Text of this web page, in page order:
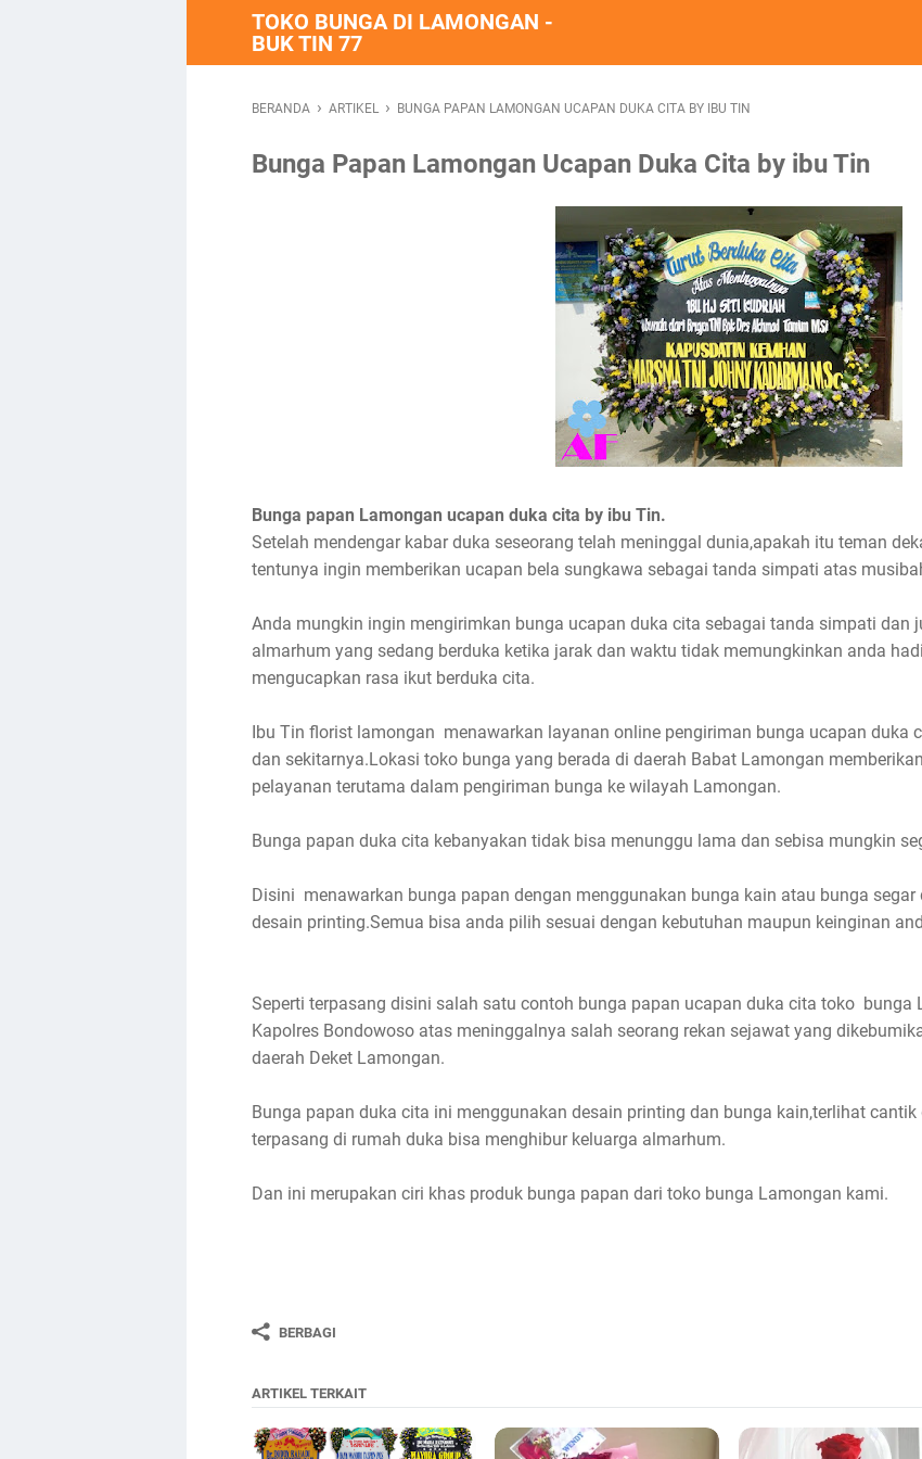
TOKO BUNGA DI LAMONGAN -
BUK TIN 77
BERANDA › ARTIKEL › BUNGA PAPAN LAMONGAN UCAPAN DUKA CITA BY IBU TIN
Bunga Papan Lamongan Ucapan Duka Cita by ibu Tin
Bunga papan Lamongan ucapan duka cita by ibu Tin.
Setelah mendengar kabar duka seseorang telah meninggal dunia,apakah itu teman
tentunya ingin memberikan ucapan bela sungkawa sebagai tanda simpati atas
Anda mungkin ingin mengirimkan bunga ucapan duka cita sebagai tanda simpati dan
almarhum yang sedang berduka ketika jarak dan waktu tidak memungkinkan anda
mengucapkan rasa ikut berduka cita.
Ibu Tin florist lamongan menawarkan layanan online pengiriman bunga ucapan duka
dan sekitarnya.Lokasi toko bunga yang berada di daerah Babat Lamongan
pelayanan terutama dalam pengiriman bunga ke wilayah Lamongan.
Bunga papan duka cita kebanyakan tidak bisa menunggu lama dan sebisa mungkin
Disini menawarkan bunga papan dengan menggunakan bunga kain atau bunga
desain printing.Semua bisa anda pilih sesuai dengan kebutuhan maupun keinginan
Seperti terpasang disini salah satu contoh bunga papan ucapan duka cita toko bunga
Kapolres Bondowoso atas meninggalnya salah seorang rekan sejawat yang
daerah Deket Lamongan.
Bunga papan duka cita ini menggunakan desain printing dan bunga kain,terlihat
terpasang di rumah duka bisa menghibur keluarga almarhum.
Dan ini merupakan ciri khas produk bunga papan dari toko bunga Lamongan kami.
BERBAGI
ARTIKEL TERKAIT